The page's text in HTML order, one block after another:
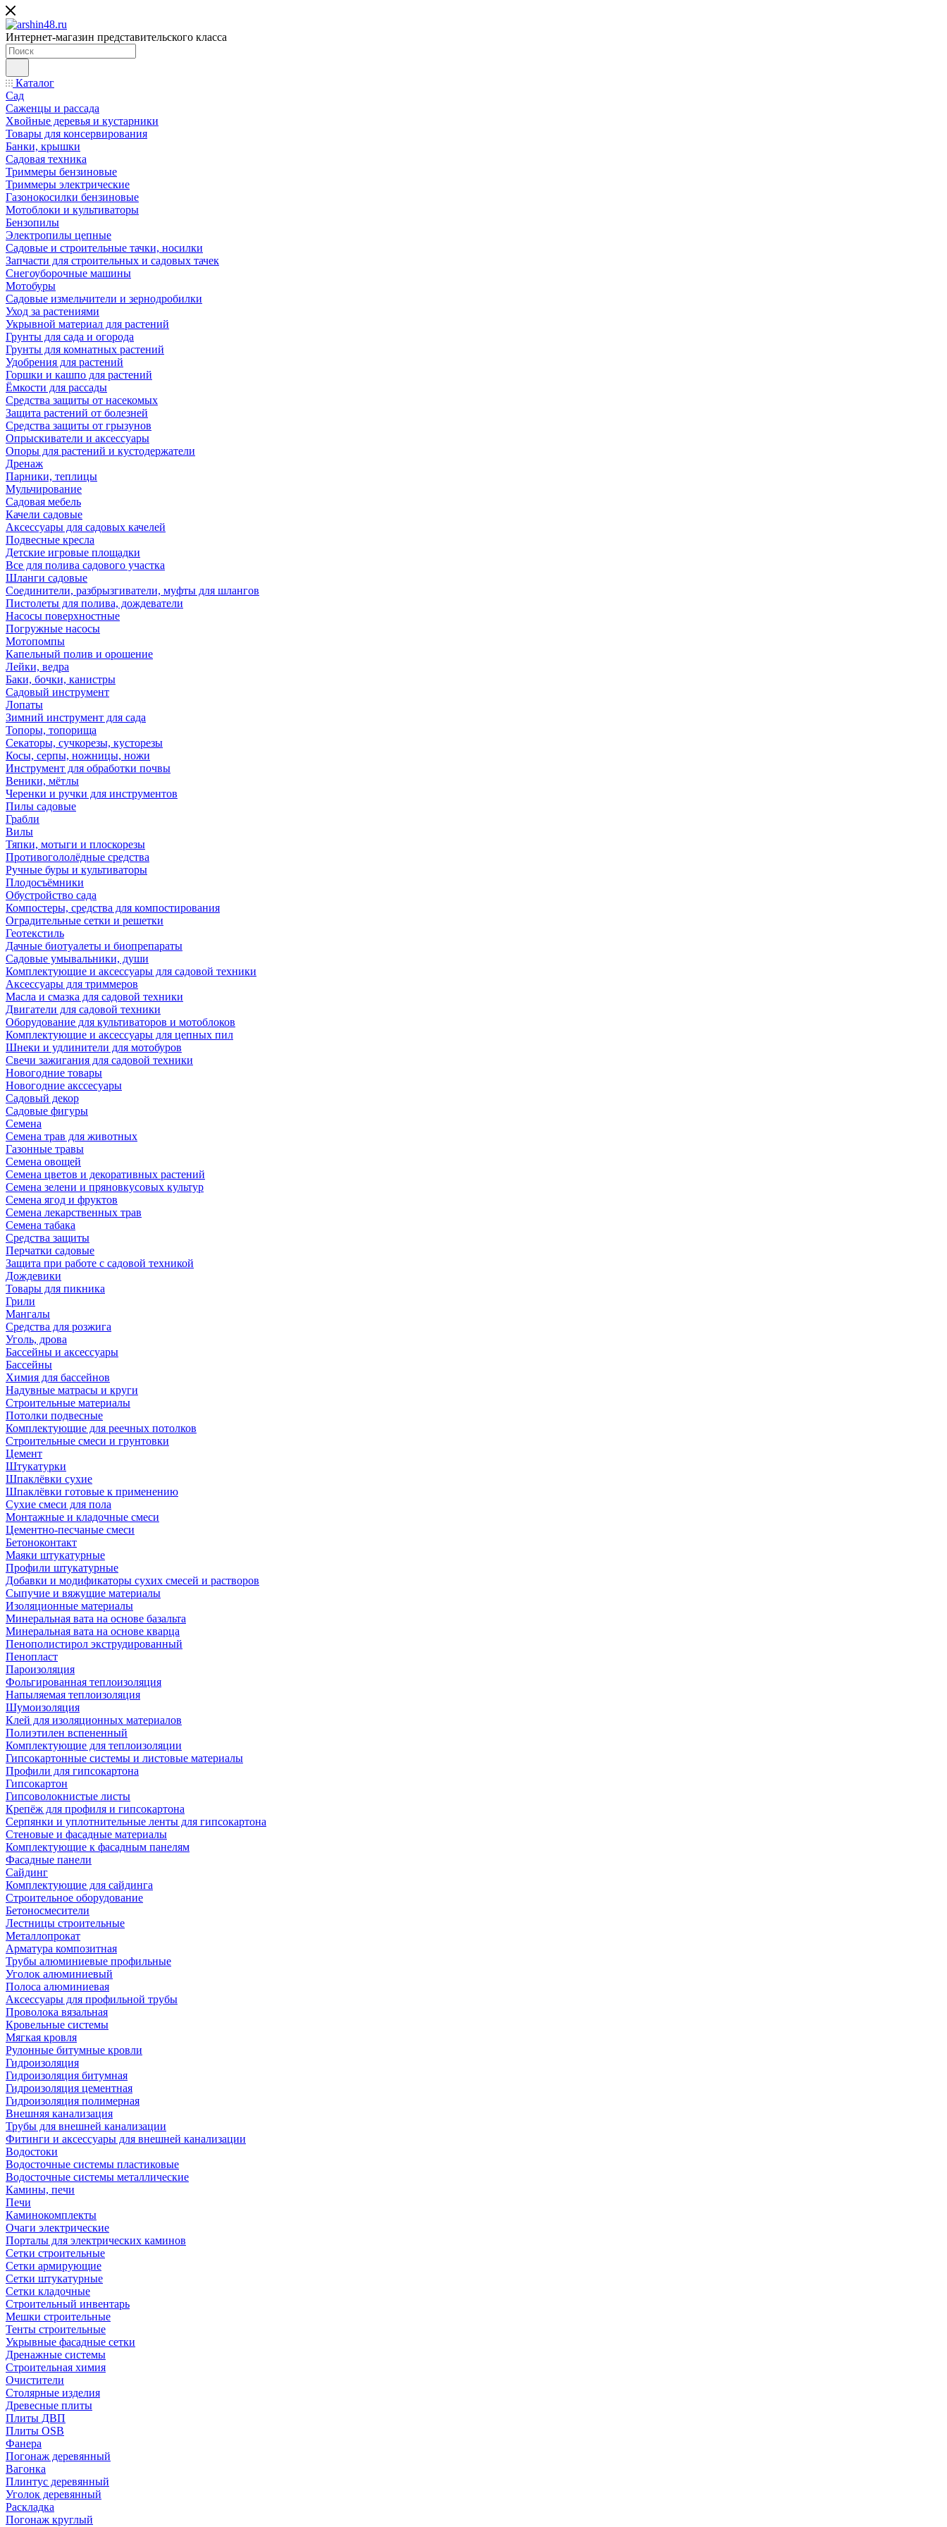
Интернет-магазин представительского класса
Каталог
Сад
Саженцы и рассада
Хвойные деревья и кустарники
Товары для консервирования
Банки, крышки
Садовая техника
Триммеры бензиновые
Триммеры электрические
Газонокосилки бензиновые
Мотоблоки и культиваторы
Бензопилы
Электропилы цепные
Садовые и строительные тачки, носилки
Запчасти для строительных и садовых тачек
Снегоуборочные машины
Мотобуры
Садовые измельчители и зернодробилки
Уход за растениями
Укрывной материал для растений
Грунты для сада и огорода
Грунты для комнатных растений
Удобрения для растений
Горшки и кашпо для растений
Ёмкости для рассады
Средства защиты от насекомых
Защита растений от болезней
Средства защиты от грызунов
Опрыскиватели и аксессуары
Опоры для растений и кустодержатели
Дренаж
Парники, теплицы
Мульчирование
Садовая мебель
Качели садовые
Аксессуары для садовых качелей
Подвесные кресла
Детские игровые площадки
Все для полива садового участка
Шланги садовые
Соединители, разбрызгиватели, муфты для шлангов
Пистолеты для полива, дождеватели
Насосы поверхностные
Погружные насосы
Мотопомпы
Капельный полив и орошение
Лейки, ведра
Баки, бочки, канистры
Садовый инструмент
Лопаты
Зимний инструмент для сада
Топоры, топорища
Секаторы, сучкорезы, кусторезы
Косы, серпы, ножницы, ножи
Инструмент для обработки почвы
Веники, мётлы
Черенки и ручки для инструментов
Пилы садовые
Грабли
Вилы
Тяпки, мотыги и плоскорезы
Противогололёдные средства
Ручные буры и культиваторы
Плодосъёмники
Обустройство сада
Компостеры, средства для компостирования
Оградительные сетки и решетки
Геотекстиль
Дачные биотуалеты и биопрепараты
Садовые умывальники, души
Комплектующие и аксессуары для садовой техники
Аксессуары для триммеров
Масла и смазка для садовой техники
Двигатели для садовой техники
Оборудование для культиваторов и мотоблоков
Комплектующие и аксессуары для цепных пил
Шнеки и удлинители для мотобуров
Свечи зажигания для садовой техники
Новогодние товары
Новогодние акссесуары
Садовый декор
Садовые фигуры
Семена
Семена трав для животных
Газонные травы
Семена овощей
Семена цветов и декоративных растений
Семена зелени и пряновкусовых культур
Семена ягод и фруктов
Семена лекарственных трав
Семена табака
Средства защиты
Перчатки садовые
Защита при работе с садовой техникой
Дождевики
Товары для пикника
Грили
Мангалы
Средства для розжига
Уголь, дрова
Бассейны и аксессуары
Бассейны
Химия для бассейнов
Надувные матрасы и круги
Строительные материалы
Потолки подвесные
Комплектующие для реечных потолков
Строительные смеси и грунтовки
Цемент
Штукатурки
Шпаклёвки сухие
Шпаклёвки готовые к применению
Сухие смеси для пола
Монтажные и кладочные смеси
Цементно-песчаные смеси
Бетоноконтакт
Маяки штукатурные
Профили штукатурные
Добавки и модификаторы сухих смесей и растворов
Сыпучие и вяжущие материалы
Изоляционные материалы
Минеральная вата на основе базальта
Минеральная вата на основе кварца
Пенополистирол экструдированный
Пенопласт
Пароизоляция
Фольгированная теплоизоляция
Напыляемая теплоизоляция
Шумоизоляция
Клей для изоляционных материалов
Полиэтилен вспененный
Комплектующие для теплоизоляции
Гипсокартонные системы и листовые материалы
Профили для гипсокартона
Гипсокартон
Гипсоволокнистые листы
Крепёж для профиля и гипсокартона
Серпянки и уплотнительные ленты для гипсокартона
Стеновые и фасадные материалы
Комплектующие к фасадным панелям
Фасадные панели
Сайдинг
Комплектующие для сайдинга
Строительное оборудование
Бетоносмесители
Лестницы строительные
Металлопрокат
Арматура композитная
Трубы алюминиевые профильные
Уголок алюминиевый
Полоса алюминиевая
Аксессуары для профильной трубы
Проволока вязальная
Кровельные системы
Мягкая кровля
Рулонные битумные кровли
Гидроизоляция
Гидроизоляция битумная
Гидроизоляция цементная
Гидроизоляция полимерная
Внешняя канализация
Трубы для внешней канализации
Фитинги и аксессуары для внешней канализации
Водостоки
Водосточные системы пластиковые
Водосточные системы металлические
Камины, печи
Печи
Каминокомплекты
Очаги электрические
Порталы для электрических каминов
Сетки строительные
Сетки армирующие
Сетки штукатурные
Сетки кладочные
Строительный инвентарь
Мешки строительные
Тенты строительные
Укрывные фасадные сетки
Дренажные системы
Строительная химия
Очистители
Столярные изделия
Древесные плиты
Плиты ДВП
Плиты OSB
Фанера
Погонаж деревянный
Вагонка
Плинтус деревянный
Уголок деревянный
Раскладка
Погонаж круглый